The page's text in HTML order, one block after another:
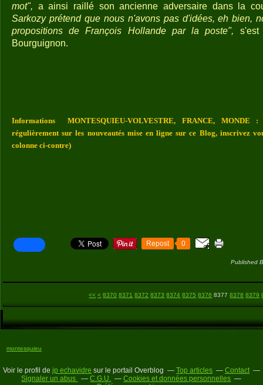
mot", a ainsi raillé son ancienne adversaire dans la
Sarkozy prétend que nous n'avons pas d'idées, eh bien,
propositions de François Hollande par la poste", s'est
Bourguignon.
Informations MONTESQUIEU-VOLVESTRE, FRANCE, MONDE
régulièrement sur les nouveautés mise en ligne sur ce Blog, inscrivez
colonne ci-contre)
Repost 0
Published
<< < 8300
8310
8320
8330
8340
8350
8360
8370 8371 8372 8373 8374 8375 8376 8377 8378 8379
montesquieu
Voir le profil de jp echavidre sur le portail Overblog Top articles
Contact
Signaler un abus
C.G.U.
Cookies et données personnelles